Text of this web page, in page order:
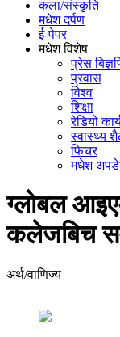
कला/संस्कृति
मधेश दर्पण
ई-पेपर
मधेश विशेष
प्रेस
प्रवास
विश्व
शिक्षा
रेडियो
स्वास्थ्य
फिचर
मधेश
ग्लोबल
कलेजबिच
अर्थ/वाणिज्य